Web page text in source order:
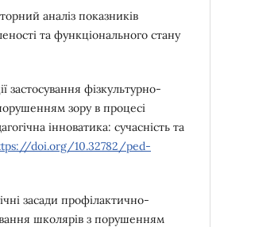
аналіз показників
та функціонального стану
застосування фізкультурно-
зору в процесі
інноватика: сучасність та
doi.org/10.32782/ped-
засади профілактично-
школярів з порушенням